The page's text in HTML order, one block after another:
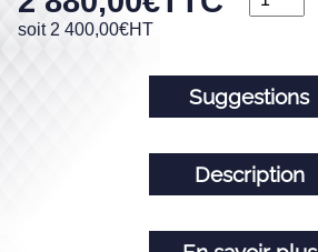
soit 2 400,00€HT
Suggestions
Description